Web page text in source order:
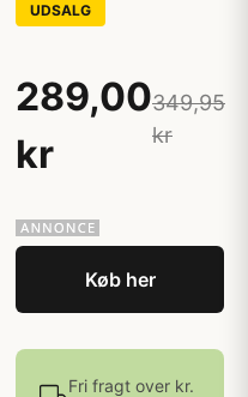
UDSALG
289,00
kr
349,95
kr
Køb her
Fri fragt over kr.